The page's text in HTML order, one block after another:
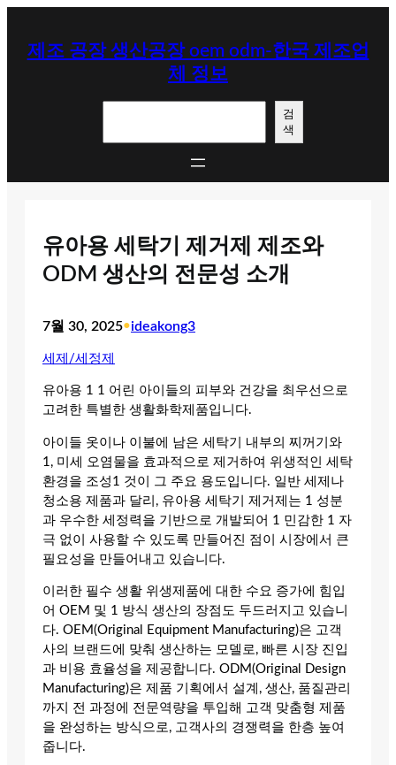
제조 공장 생산공장 oem odm-한국 제조업
체 정보
검
색
유아용 세탁기 제거제 제조와
ODM 생산의 전문성 소개
7월 30, 2025•ideakong3
세제/세정제
유아용 1 1 어린 아이들의 피부와 건강을 최우선으로
고려한 특별한 생활화학제품입니다.
아이들 옷이나 이불에 남은 세탁기 내부의 찌꺼기와
1, 미세 오염물을 효과적으로 제거하여 위생적인 세탁
환경을 조성1 것이 그 주요 용도입니다. 일반 세제나
청소용 제품과 달리, 유아용 세탁기 제거제는 1 성분
과 우수한 세정력을 기반으로 개발되어 1 민감한 1 자
극 없이 사용할 수 있도록 만들어진 점이 시장에서 큰
필요성을 만들어내고 있습니다.
이러한 필수 생활 위생제품에 대한 수요 증가에 힘입
어 OEM 및 1 방식 생산의 장점도 두드러지고 있습니
다. OEM(Original Equipment Manufacturing)은 고객
사의 브랜드에 맞춰 생산하는 모델로, 빠른 시장 진입
과 비용 효율성을 제공합니다. ODM(Original Design
Manufacturing)은 제품 기획에서 설계, 생산, 품질관리
까지 전 과정에 전문역량을 투입해 고객 맞춤형 제품
을 완성하는 방식으로, 고객사의 경쟁력을 한층 높여
줍니다.